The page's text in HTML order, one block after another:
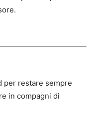
per restare sempre
in compagni di